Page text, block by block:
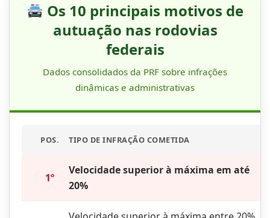
Os 10 principais motivos de
autuação nas rodovias
federais
Dados consolidados da PRF sobre infrações
dinâmicas e administrativas
POS. TIPO DE INFRAÇÃO COMETIDA
1º
Velocidade superior à máxima em até
20%